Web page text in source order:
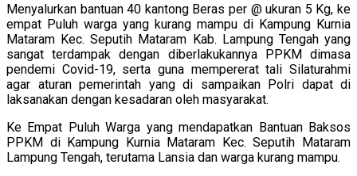
Menyalurkan bantuan 40 kantong Beras per @ ukuran 5 Kg, ke
empat Puluh warga yang kurang mampu di Kampung Kurnia
Mataram Kec. Seputih Mataram Kab. Lampung Tengah yang
sangat terdampak dengan diberlakukannya PPKM dimasa
pendemi Covid-19, serta guna mempererat tali Silaturahmi
agar aturan pemerintah yang di sampaikan Polri dapat di
laksanakan dengan kesadaran oleh masyarakat.
Ke Empat Puluh Warga yang mendapatkan Bantuan Baksos
PPKM di Kampung Kurnia Mataram Kec. Seputih Mataram
Lampung Tengah, terutama Lansia dan warga kurang mampu.